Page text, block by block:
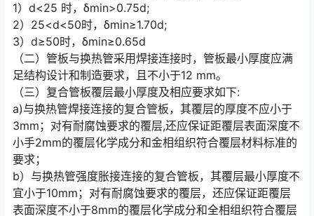
1）d<25 时，δmin>0.75d;
2）25<d<50时，δmin≥1.70d;
3）d≥50时，δmin≥0.65d
（二）管板与换热管采用焊接连接时，管板最小厚度应满
足结构设计和制造要求，且不小于12 mm。
（三）复合管板覆层最小厚度及相应要求如下:
a)与换热管焊接连接的复合管板，其覆层的厚度不应小于
3mm；对有耐腐蚀要求的覆层,还应保证距覆层表面深度不
小手2mm的覆层化学成分和金相组织符合覆层材料标准的
要求；
b）与换热管强度胀接连接的复合管板，其覆层最小厚度不
宜小于10mm；对有耐腐蚀要求的覆层，还应保证距覆层
表面深度不小于8mm的覆层化学成分和全相组织符合覆层